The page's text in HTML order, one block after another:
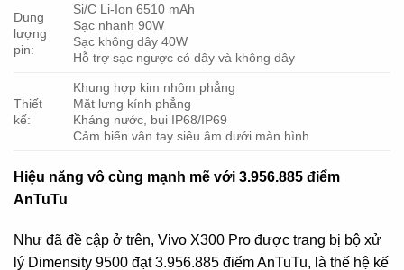
Dung
lượng
pin:
Si/C Li-Ion 6510 mAh
Sạc nhanh 90W
Sạc không dây 40W
Hỗ trợ sạc ngược có dây và không dây
Thiết
kế:
Khung hợp kim nhôm phẳng
Mặt lưng kính phẳng
Kháng nước, bụi IP68/IP69
Cảm biến vân tay siêu âm dưới màn hình
Hiệu năng vô cùng mạnh mẽ với 3.956.885 điểm
AnTuTu
Như đã đề cập ở trên, Vivo X300 Pro được trang bị bộ xử
lý Dimensity 9500 đạt 3.956.885 điểm AnTuTu, là thế hệ kế